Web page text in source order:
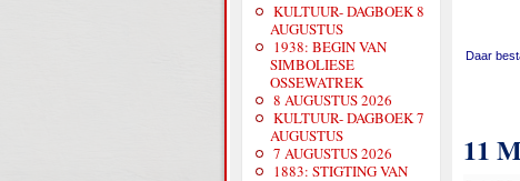
KULTUUR- DAGBOEK 8
AUGUSTUS
1938: BEGIN VAN
SIMBOLIESE
OSSEWATREK
8 AUGUSTUS 2026
KULTUUR- DAGBOEK 7
AUGUSTUS
7 AUGUSTUS 2026
1883: STIGTING VAN
Daar
11